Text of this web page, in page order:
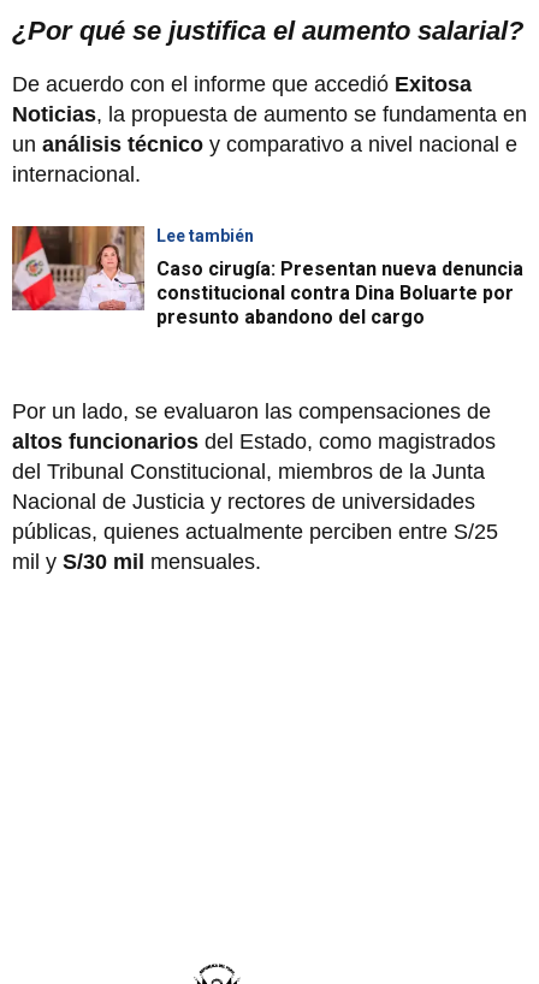
¿Por qué se justifica el aumento salarial?
De acuerdo con el informe que accedió Exitosa
Noticias, la propuesta de aumento se fundamenta en
un análisis técnico y comparativo a nivel nacional e
internacional.
Lee también
Caso cirugía: Presentan nueva denuncia
constitucional contra Dina Boluarte por
presunto abandono del cargo
Por un lado, se evaluaron las compensaciones de
altos funcionarios del Estado, como magistrados
del Tribunal Constitucional, miembros de la Junta
Nacional de Justicia y rectores de universidades
públicas, quienes actualmente perciben entre S/25
mil y S/30 mil mensuales.